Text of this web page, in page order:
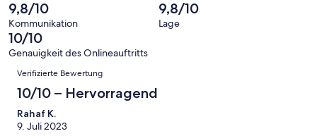
Hervorragend
8
-
Gut
von
6
-
Okay
eine
Bewertung
von
4
haben
eine
Bewertung
9,8/10
Kommunikation
9,8/10
Lage
10/10
Genauigkeit des Onlineauftritts
Bewertungen
Verifizierte Bewertung
10/10 – Hervorragend
Rahaf K.
9. Juli 2023